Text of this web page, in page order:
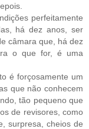
perfeitamente
há dez anos, ser
câmara que, há dez
o que for, é uma
é forçosamente um
que não conhecem
tão pequeno que
de revisores, como
surpresa, cheios de